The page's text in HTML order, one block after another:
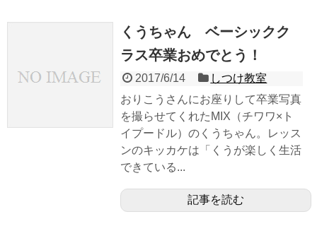
くうちゃん ベーシックク
ラス卒業おめでとう！
2017/6/14
しつけ教室
おりこうさんにお座りして卒業写真
を撮らせてくれたMIX（チワワ×ト
イプードル）のくうちゃん。レッス
ンのキッカケは「くうが楽しく生活
できている...
記事を読む